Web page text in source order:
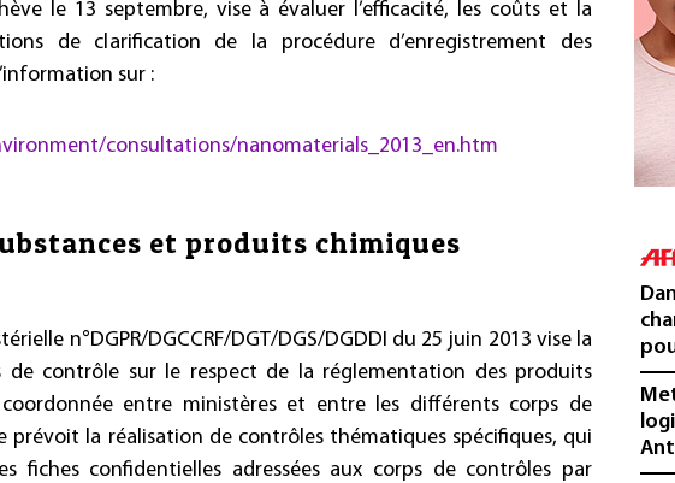
le 13 septembre, vise à évaluer l’efficacité, les coûts et la
de clarification de la procédure d’enregistrement des
sur :
consultations/nanomaterials_2013_en.htm
et produits chimiques
n°DGPR/DGCCRF/DGT/DGS/DGDDI du 25 juin 2013 vise la
de contrôle sur le respect de la réglementation des produits
entre ministères et entre les différents corps de
prévoit la réalisation de contrôles thématiques spécifiques, qui
fiches confidentielles adressées aux corps de contrôles par